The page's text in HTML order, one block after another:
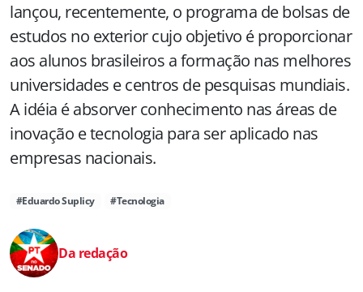
lançou, recentemente, o programa de bolsas de
estudos no exterior cujo objetivo é proporcionar
aos alunos brasileiros a formação nas melhores
universidades e centros de pesquisas mundiais.
A idéia é absorver conhecimento nas áreas de
inovação e tecnologia para ser aplicado nas
empresas nacionais.
#Eduardo Suplicy #Tecnologia
Da redação